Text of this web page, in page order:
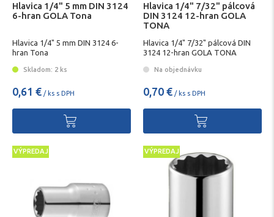
Hlavica 1/4" 5 mm DIN 3124
6-hran GOLA Tona
Hlavica 1/4" 5 mm DIN 3124 6-
hran Tona
Skladom: 2 ks
0,61 € / ks s DPH
Hlavica 1/4" 7/32" pálcová
DIN 3124 12-hran GOLA
TONA
Hlavica 1/4" 7/32" pálcová DIN
3124 12-hran GOLA TONA
Na objednávku
0,70 € / ks s DPH
VÝPREDAJ VÝPREDAJ